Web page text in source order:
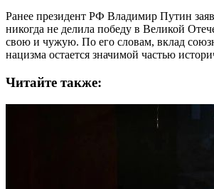
Ранее президент РФ Владимир Путин
никогда не делила победу в Великой
свою и чужую. По его словам, вклад
нацизма остается значимой частью
Читайте также: